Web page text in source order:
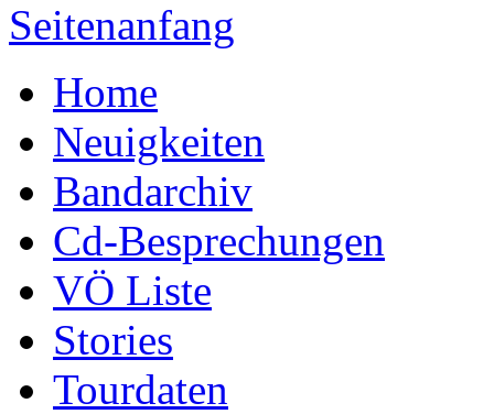
Seitenanfang
Home
Neuigkeiten
Bandarchiv
Cd-Besprechungen
VÖ Liste
Stories
Tourdaten